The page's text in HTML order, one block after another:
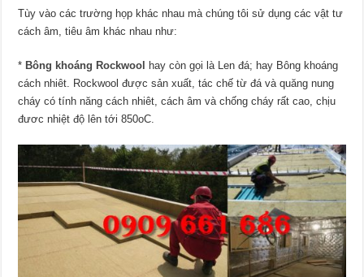
Tùy vào các trường họp khác nhau mà chúng tôi sử dụng các vật tư
cách âm, tiêu âm khác nhau như:
* Bông khoáng Rockwool
hay còn gọi là Len đá; hay Bông khoáng
cách nhiêt. Rockwool được sản xuất, tác chế từ đá và quăng nung
cháy có tính năng cách nhiêt, cách âm và chống cháy rất cao, chịu
đươc nhiệt độ lên tới 850oC.